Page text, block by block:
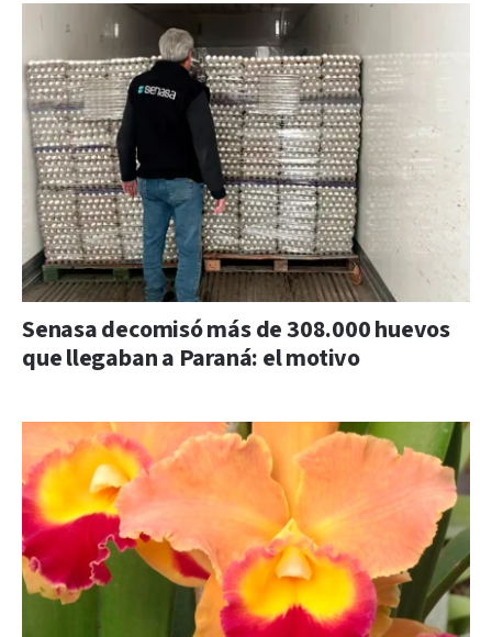
Senasa decomisó más de 308.000 huevos
que llegaban a Paraná: el motivo